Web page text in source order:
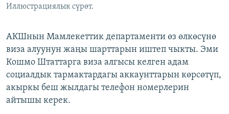
Иллюстрациялык сүрөт.
АКШнын Мамлекеттик департаменти өз өлкөсүнө
виза алуунун жаңы шарттарын иштеп чыкты. Эми
Кошмо Штаттарга виза алгысы келген адам
социалдык тармактардагы аккаунттарын көрсөтүп,
акыркы беш жылдагы телефон номерлерин
айтышы керек.